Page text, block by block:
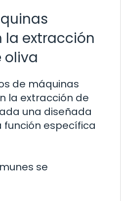
la extracción
oliva
de máquinas
la extracción de
una diseñada
específica
se